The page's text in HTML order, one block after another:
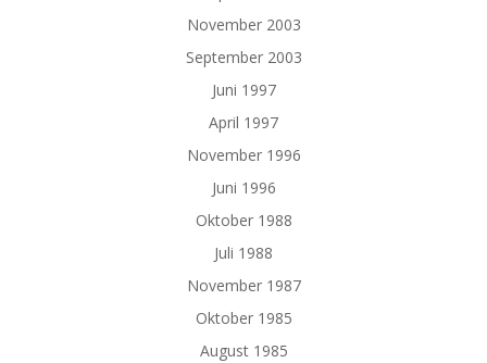
November 2003
September 2003
Juni 1997
April 1997
November 1996
Juni 1996
Oktober 1988
Juli 1988
November 1987
Oktober 1985
August 1985